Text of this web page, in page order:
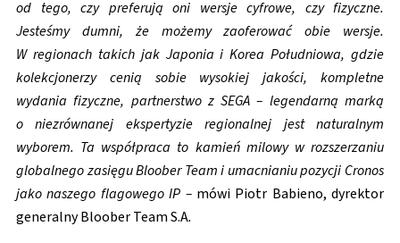
od tego, czy preferują oni wersje cyfrowe, czy fizyczne.
Jesteśmy dumni, że możemy zaoferować obie wersje.
W regionach takich jak Japonia i Korea Południowa, gdzie
kolekcjonerzy cenią sobie wysokiej jakości, kompletne
wydania fizyczne, partnerstwo z SEGA – legendarną marką
o niezrównanej ekspertyzie regionalnej jest naturalnym
wyborem. Ta współpraca to kamień milowy w rozszerzaniu
globalnego zasięgu Bloober Team i umacnianiu pozycji Cronos
jako naszego flagowego IP – mówi Piotr Babieno, dyrektor
generalny Bloober Team S.A.